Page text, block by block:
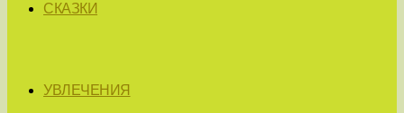
СКАЗКИ
УВЛЕЧЕНИЯ